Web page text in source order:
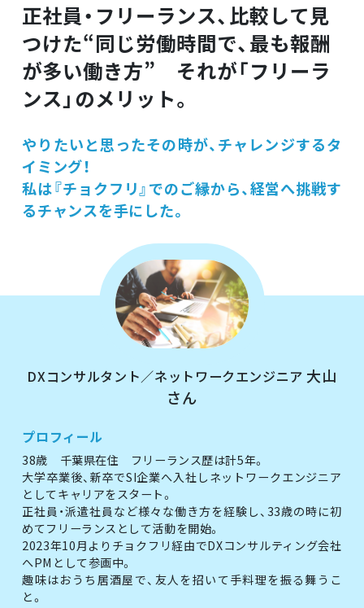
正社員・フリーランス、比較して見
つけた“同じ労働時間で、最も報酬
が多い働き方” それが「フリーラ
ンス」のメリット。
やりたいと思ったその時が、チャレンジするタ
イミング！
私は『チョクフリ』でのご縁から、経営へ挑戦す
るチャンスを手にした。
DXコンサルタント／ネットワークエンジニア 大山
さん
プロフィール
38歳 千葉県在住 フリーランス歴は計5年。
大学卒業後、新卒でSI企業へ入社しネットワークエンジニア
としてキャリアをスタート。
正社員・派遣社員など様々な働き方を経験し、33歳の時に初
めてフリーランスとして活動を開始。
2023年10月よりチョクフリ経由でDXコンサルティング会社
へPMとして参画中。
趣味はおうち居酒屋で、友人を招いて手料理を振る舞うこ
と。